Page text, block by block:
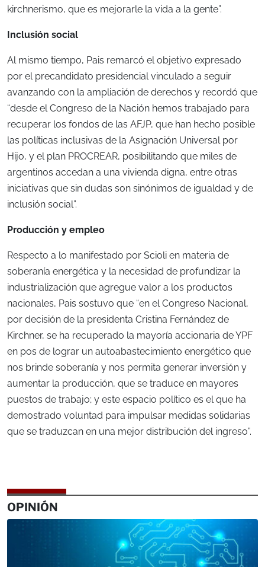
kirchnerismo, que es mejorarle la vida a la gente”.
Inclusión social
Al mismo tiempo, Pais remarcó el objetivo expresado
por el precandidato presidencial vinculado a seguir
avanzando con la ampliación de derechos y recordó que
“desde el Congreso de la Nación hemos trabajado para
recuperar los fondos de las AFJP, que han hecho posible
las políticas inclusivas de la Asignación Universal por
Hijo, y el plan PROCREAR, posibilitando que miles de
argentinos accedan a una vivienda digna, entre otras
iniciativas que sin dudas son sinónimos de igualdad y de
inclusión social”.
Producción y empleo
Respecto a lo manifestado por Scioli en materia de
soberanía energética y la necesidad de profundizar la
industrialización que agregue valor a los productos
nacionales, Pais sostuvo que “en el Congreso Nacional,
por decisión de la presidenta Cristina Fernández de
Kirchner, se ha recuperado la mayoría accionaria de YPF
en pos de lograr un autoabastecimiento energético que
nos brinde soberanía y nos permita generar inversión y
aumentar la producción, que se traduce en mayores
puestos de trabajo; y este espacio político es el que ha
demostrado voluntad para impulsar medidas solidarias
que se traduzcan en una mejor distribución del ingreso”.
OPINIÓN